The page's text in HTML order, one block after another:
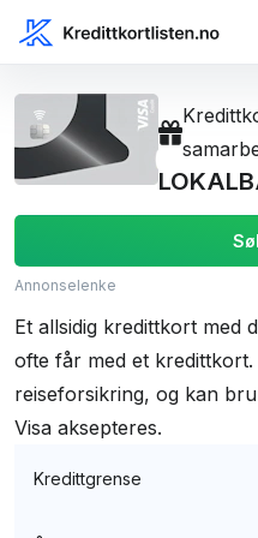
Annonselenke
Et allsidig kredittkort med
ofte får med et
reiseforsikring, og kan
Visa aksepteres.
Kredittgrense